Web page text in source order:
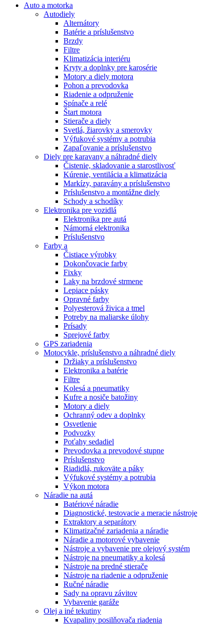
Auto a motorka
Autodiely
Alternátory
Batérie a príslušenstvo
Brzdy
Filtre
Klimatizácia interiéru
Kryty a doplnky pre karosérie
Motory a diely motora
Pohon a prevodovka
Riadenie a odpruženie
Spínače a relé
Štart motora
Stierače a diely
Svetlá, žiarovky a smerovky
Výfukové systémy a potrubia
Zapaľovanie a príslušenstvo
Diely pre karavany a náhradné diely
Čistenie, skladovanie a starostlivosť
Kúrenie, ventilácia a klimatizácia
Markízy, paravány a príslušenstvo
Príslušenstvo a montážne diely
Schody a schodíky
Elektronika pre vozidlá
Elektronika pre autá
Námorná elektronika
Príslušenstvo
Farby a
Čistiace výrobky
Dokončovacie farby
Fixky
Laky na brzdové strmene
Lepiace pásky
Opravné farby
Polyesterová živica a tmel
Potreby na maliarske úlohy
Prísady
Sprejové farby
GPS zariadenia
Motocykle, príslušenstvo a náhradné diely
Držiaky a príslušenstvo
Elektronika a batérie
Filtre
Kolesá a pneumatiky
Kufre a nosiče batožiny
Motory a diely
Ochranný odev a doplnky
Osvetlenie
Podvozky
Poťahy sedadiel
Prevodovka a prevodové stupne
Príslušenstvo
Riadidlá, rukoväte a páky
Výfukové systémy a potrubia
Výkon motora
Náradie na autá
Batériové náradie
Diagnostické, testovacie a meracie nástroje
Extraktory a separátory
Klimatizačné zariadenia a náradie
Náradie a motorové vybavenie
Nástroje a vybavenie pre olejový systém
Nástroje na pneumatiky a kolesá
Nástroje na predné stierače
Nástroje na riadenie a odpruženie
Ručné náradie
Sady na opravu závitov
Vybavenie garáže
Olej a iné tekutiny
Kvapaliny posilňovača riadenia